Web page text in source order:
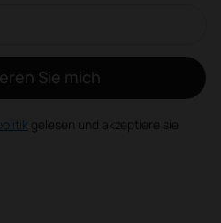
Sie mich
gelesen und akzeptiere sie